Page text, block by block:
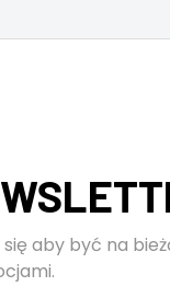
się aby być na